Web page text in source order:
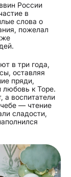
России
в
слова о
пожелал
в три года,
оставляя
пряди,
любовь к Торе.
а воспитатели
— чтение
сладости,